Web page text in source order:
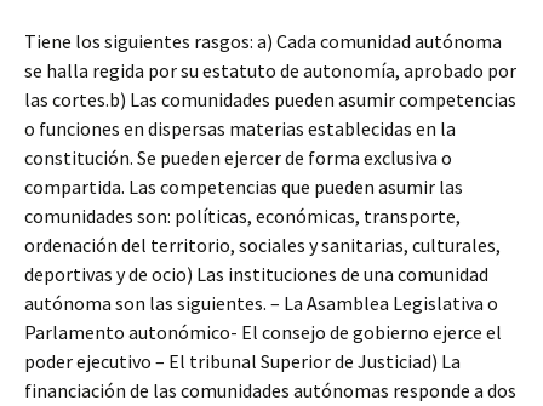
Tiene los siguientes rasgos: a) Cada comunidad autónoma
se halla regida por su estatuto de autonomía, aprobado por
las cortes.b) Las comunidades pueden asumir competencias
o funciones en dispersas materias establecidas en la
constitución. Se pueden ejercer de forma exclusiva o
compartida. Las competencias que pueden asumir las
comunidades son: políticas, económicas, transporte,
ordenación del territorio, sociales y sanitarias, culturales,
deportivas y de ocio) Las instituciones de una comunidad
autónoma son las siguientes. – La Asamblea Legislativa o
Parlamento autonómico- El consejo de gobierno ejerce el
poder ejecutivo – El tribunal Superior de Justiciad) La
financiación de las comunidades autónomas responde a dos